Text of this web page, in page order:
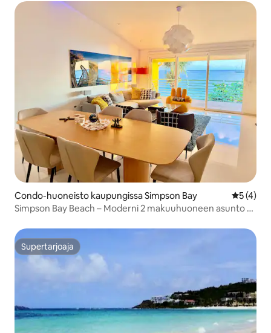
Condo-huoneisto kaupungissa Simpson Bay
5 (4)
Simpson Bay Beach – Moderni 2 makuuhuoneen asunto –
Supertarjoaja
Supertarjoaja